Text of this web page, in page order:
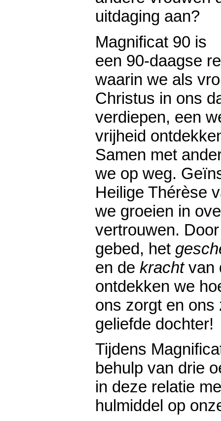
uitdaging aan?
Magnificat 90 is
een 90-daagse
waarin we als
Christus in ons
verdiepen, een
vrijheid
Samen met
we op weg.
Heilige Thérèse
we groeien in
vertrouwen.
gebed, het
en de krachtvan
ontdekken we
ons zorgt en ons
geliefde dochter!
Tijdens
behulp van drie
in deze relatie
hulmiddel op